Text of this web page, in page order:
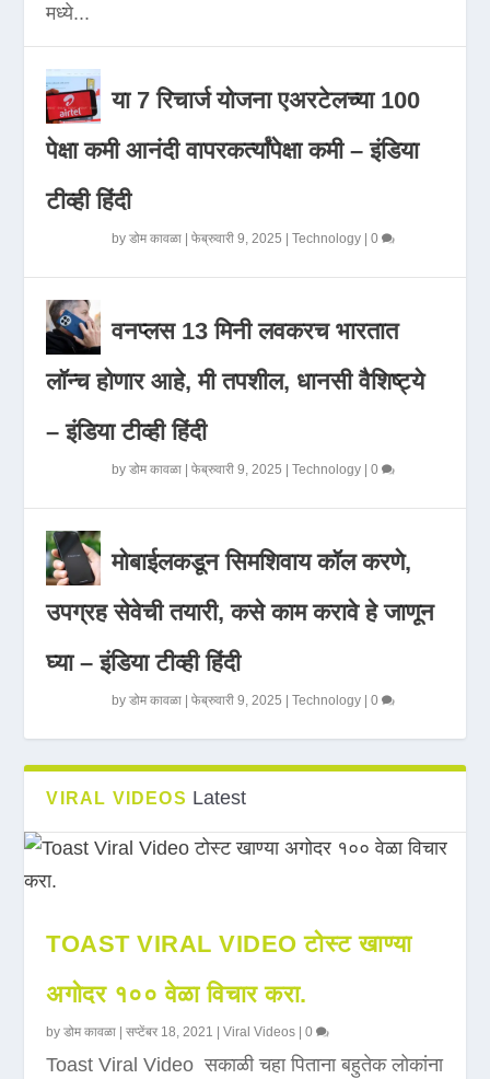
मध्ये...
या 7 रिचार्ज योजना एअरटेलच्या 100
पेक्षा कमी आनंदी वापरकर्त्यांपेक्षा कमी – इंडिया
टीव्ही हिंदी
byडोम कावळा |फेब्रुवारी 9, 2025 |Technology |0
वनप्लस 13 मिनी लवकरच भारतात
लॉन्च होणार आहे, मी तपशील, धानसी वैशिष्ट्ये
– इंडिया टीव्ही हिंदी
byडोम कावळा |फेब्रुवारी 9, 2025 |Technology |0
मोबाईलकडून सिमशिवाय कॉल करणे,
उपग्रह सेवेची तयारी, कसे काम करावे हे जाणून
घ्या – इंडिया टीव्ही हिंदी
byडोम कावळा |फेब्रुवारी 9, 2025 |Technology |0
VIRAL VIDEOS Latest
TOAST VIRAL VIDEO टोस्ट खाण्या
अगोदर १०० वेळा विचार करा.
byडोम कावळा |सप्टेंबर 18, 2021 |Viral Videos |0
Toast Viral Video सकाळी चहा पिताना बहुतेक लोकांना